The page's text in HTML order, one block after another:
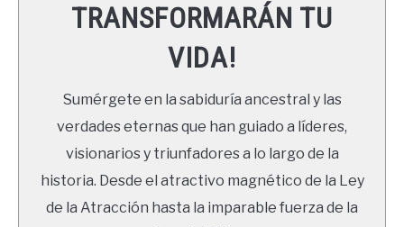
RECURSOS
NEWSLETTER
TRANSFORMARÁN TU
VIDA!
Sumérgete en la sabiduría ancestral y las
verdades eternas que han guiado a líderes,
visionarios y triunfadores a lo largo de la
historia. Desde el atractivo magnético de la Ley
de la Atracción hasta la imparable fuerza de la